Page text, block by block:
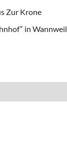
Zur Krone
in Wannweil